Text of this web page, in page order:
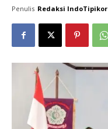
Penulis Redaksi IndoTipikor